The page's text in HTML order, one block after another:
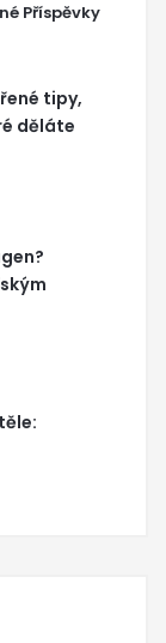
Příspěvky
tipy,
děláte